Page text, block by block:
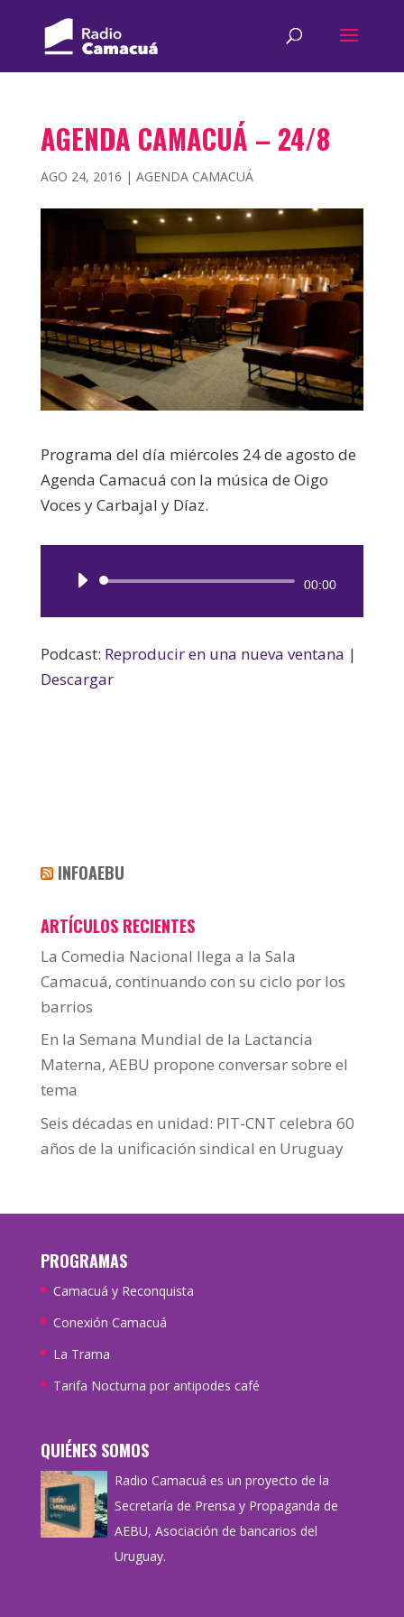
AGENDA CAMACUÁ – 24/8
AGO 24, 2016 | AGENDA CAMACUÁ
Programa del día miércoles 24 de agosto de
Agenda Camacuá con la música de Oigo
Voces y Carbajal y Díaz.
Reproductor
00:00
Podcast: Reproducir en una nueva ventana |
Descargar
INFOAEBU
ARTÍCULOS RECIENTES
La Comedia Nacional llega a la Sala
Camacuá, continuando con su ciclo por los
barrios
En la Semana Mundial de la Lactancia
Materna, AEBU propone conversar sobre el
tema
Seis décadas en unidad: PIT-CNT celebra 60
años de la unificación sindical en Uruguay
PROGRAMAS
Camacuá y Reconquista
Conexión Camacuá
La Trama
Tarifa Nocturna por antipodes café
QUIÉNES SOMOS
Radio Camacuá es un proyecto de la
Secretaría de Prensa y Propaganda de
AEBU, Asociación de bancarios del
Uruguay.